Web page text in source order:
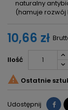
naturalny
(hamuje
10,66 zł
Ilość
 Ostatnie
Udostępnij